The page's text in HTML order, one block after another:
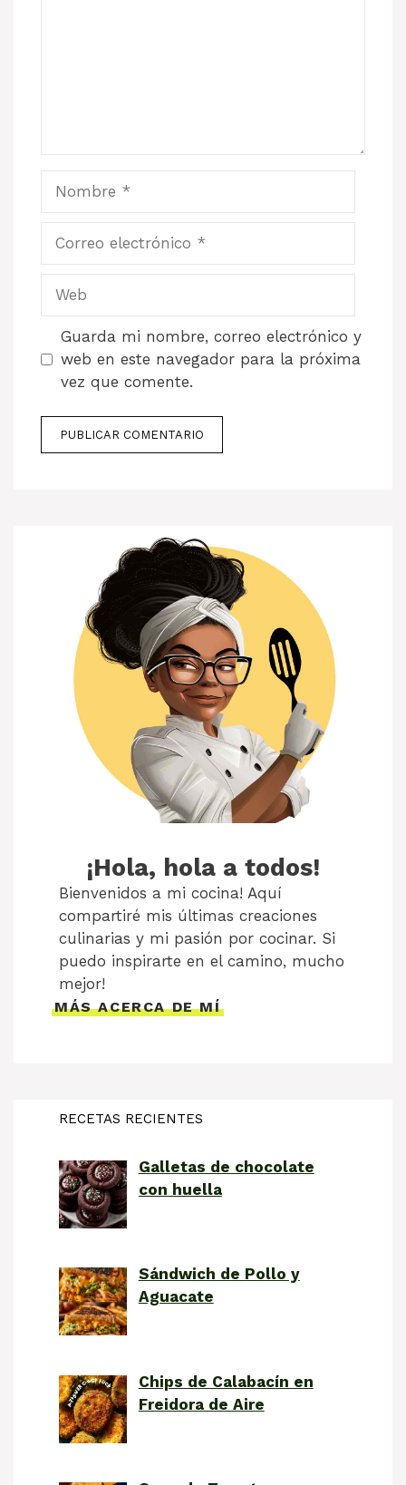
electrónico
Guarda mi nombre, correo electrónico y
web en este navegador para la próxima
vez que comente.
¡Hola, hola a todos!
Bienvenidos a mi cocina! Aquí
compartiré mis últimas creaciones
culinarias y mi pasión por cocinar. Si
puedo inspirarte en el camino, mucho
mejor!
MÁS ACERCA DE MÍ
RECETAS RECIENTES
Galletas de chocolate
con huella
Sándwich de Pollo y
Aguacate
Chips de Calabacín en
Freidora de Aire